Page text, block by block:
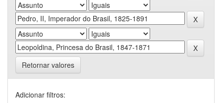
Retornar valores
Adicionar filtros: